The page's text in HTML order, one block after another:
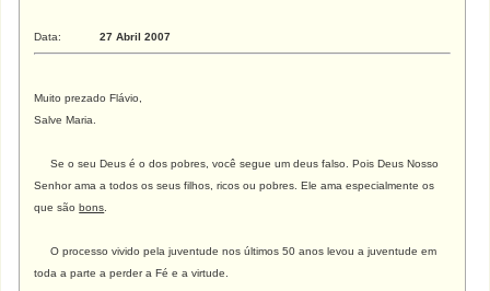
Data: 27 Abril 2007
Muito prezado Flávio,
Salve Maria.
Se o seu Deus é o dos pobres, você segue um deus falso. Pois Deus Nosso
Senhor ama a todos os seus filhos, ricos ou pobres. Ele ama especialmente os
que sãobons
O processo vivido pela juventude nos últimos 50 anos levou a juventude em
toda a parte a perder a Fé e a virtude.